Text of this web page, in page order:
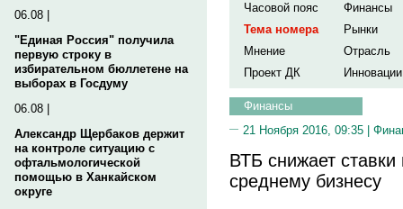
06.08 |
"Единая Россия" получила
первую строку в
избирательном бюллетене на
выборах в Госдуму
06.08 |
Александр Щербаков держит
на контроле ситуацию с
офтальмологической
помощью в Ханкайском
округе
Часовой пояс
Финансы
Тема номера
Рынки
Мнение
Отрасль
Проект ДК
Инновации
Финансы
21 Ноября 2016, 09:35 |
ВТБ снижает
среднему бизнесу